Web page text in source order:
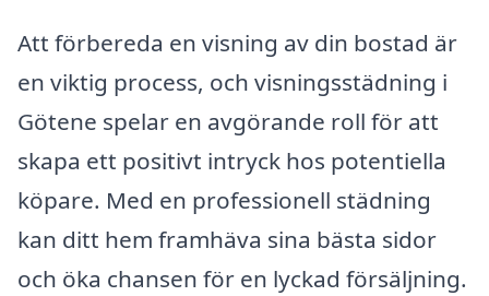
Att förbereda en visning av din bostad är
en viktig process, och visningsstädning i
Götene spelar en avgörande roll för att
skapa ett positivt intryck hos potentiella
köpare. Med en professionell städning
kan ditt hem framhäva sina bästa sidor
och öka chansen för en lyckad försäljning.